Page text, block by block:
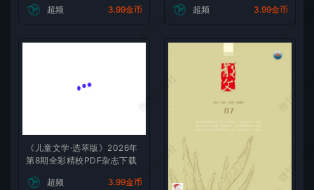
超频 3.99金币 超频 3.99金币
《儿童文学·选萃版》2026年
第8期全彩精校PDF杂志下载
超频 3.99金币
微刊杂志社
微刊杂
微刊杂志社
微刊杂志社